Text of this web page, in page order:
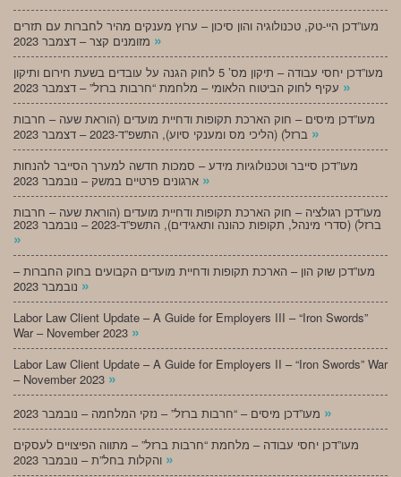
מעו”דכן היי-טק, טכנולוגיה והון סיכון – ערוץ מענקים מהיר לחברות עם תזרים
»
מעו”דכן יחסי עבודה – תיקון מס’ 5 לחוק הגנה על עובדים בשעת חירום ותיקון
»
מעו”דכן מיסים – חוק הארכת תקופות ודחיית מועדים (הוראת שעה – חרבות
»
מעו”דכן סייבר וטכנולוגיות מידע – סמכות חדשה למערך הסייבר להנחות
»
מעו”דכן רגולציה – חוק הארכת תקופות ודחיית מועדים (הוראת שעה – חרבות
ברזל) (סדרי מינהל, תקופות כהונה ותאגידים), התשפ”ד-2023 – נובמבר 2023
»
מעו”דכן שוק הון – הארכת תקופות ודחיית מועדים הקבועים בחוק החברות –
»
Labor Law Client Update – A Guide for Employers III – “Iron Swords”
War – November 2023 »
Labor Law Client Update – A Guide for Employers II – “Iron Swords” War
– November 2023 »
»
מעו”דכן יחסי עבודה – מלחמת “חרבות ברזל” – מתווה הפיצויים לעסקים
»